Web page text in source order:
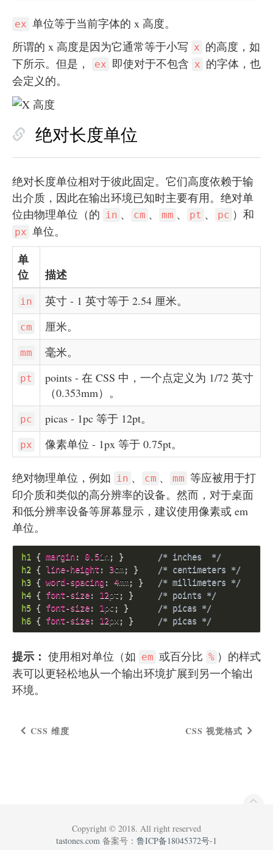
ex 单位等于当前字体的 x 高度。
所谓的 x 高度是因为它通常等于小写 x 的高度，如
下所示。但是，
ex 即使对于不包含 x 的字体，也
会定义的。
绝对长度单位
绝对长度单位相对于彼此固定。它们高度依赖于输
出介质，因此在输出环境已知时主要有用。绝对单
位由物理单位（的 in 、 cm 、 mm 、 pt 、 pc ）和
px 单位。
单
位
描述
in 英寸 - 1 英寸等于 2.54 厘米。
cm 厘米。
mm 毫米。
pt
points - 在 CSS 中，一个点定义为 1/72 英寸
（0.353mm）。
pc picas - 1pc 等于 12pt。
px 像素单位 - 1px 等于 0.75pt。
绝对物理单位，例如 in 、 cm 、 mm 等应被用于打
印介质和类似的高分辨率的设备。然而，对于桌面
和低分辨率设备等屏幕显示，建议使用像素或 em
单位。
h1 { margin: 0.5in; }
/* inches  */
h2 { line-height : 3cm ; }
/* centimeters */
h3 { word-spacing: 4mm ; }
/* millimeters */
h4 { font-size: 12pt ; }
/* points */
h5 { font-size: 1pc; }
/* picas */
h6 { font-size: 12px; } /* picas */
提示： 使用相对单位（如 em 或百分比 % ）的样式
表可以更轻松地从一个输出环境扩展到另一个输出
环境。
CSS 视觉格式
CSS 维度
Copyright © 2018. All right reserved
tastones.com 备案号： 鲁ICP备18045372号-1